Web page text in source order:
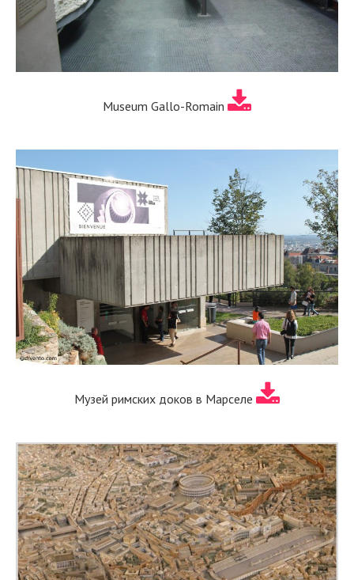
Museum Gallo-Romain
Музей римских доков в Марселе